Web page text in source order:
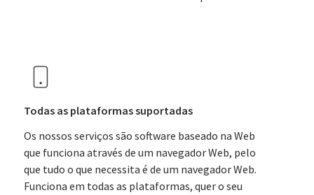
Todas as plataformas suportadas
Os nossos serviços são software baseado na Web
que funciona através de um navegador Web, pelo
que tudo o que necessita é de um navegador Web.
Funciona em todas as plataformas, quer o seu